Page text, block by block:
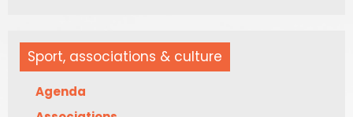
Sport, associations & culture
Agenda